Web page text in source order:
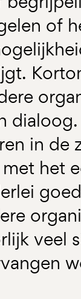
of
in de
het
veel